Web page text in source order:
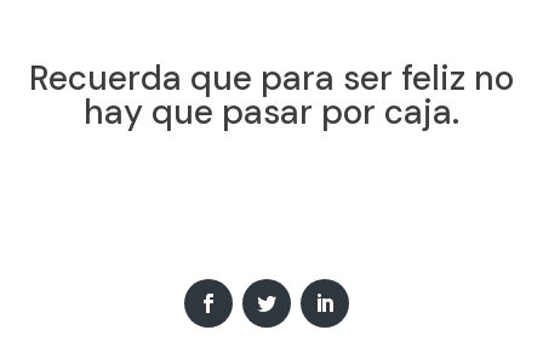
Recuerda que para ser feliz no
hay que pasar por caja.